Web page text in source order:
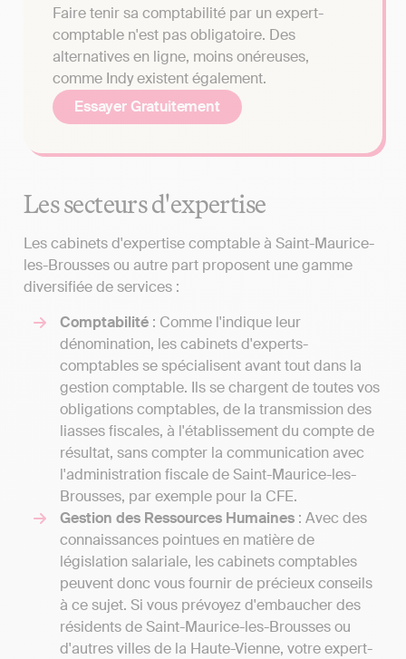
Faire tenir sa comptabilité par un expert-
comptable n'est pas obligatoire. Des
alternatives en ligne, moins onéreuses,
comme Indy existent également.
Essayer Gratuitement
Les secteurs d'expertise
Les cabinets d'expertise comptable à Saint-Maurice-
les-Brousses ou autre part proposent une gamme
diversifiée de services :
Comptabilité : Comme l'indique leur
dénomination, les cabinets d'experts-
comptables se spécialisent avant tout dans la
gestion comptable. Ils se chargent de toutes vos
obligations comptables, de la transmission des
liasses fiscales, à l'établissement du compte de
résultat, sans compter la communication avec
l'administration fiscale de Saint-Maurice-les-
Brousses, par exemple pour la CFE.
Gestion des Ressources Humaines : Avec des
connaissances pointues en matière de
législation salariale, les cabinets comptables
peuvent donc vous fournir de précieux conseils
à ce sujet. Si vous prévoyez d'embaucher des
résidents de Saint-Maurice-les-Brousses ou
d'autres villes de la Haute-Vienne, votre expert-